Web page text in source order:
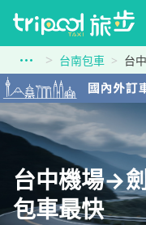
台南包車 台
台中機場→
包車最快